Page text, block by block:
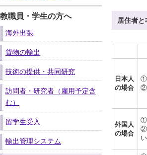
居住者
日本人
の場合
①
②
外国人
の場合
①
②
教職員・学生の方へ
海外出張
貨物の輸出
技術の提供・共同研究
訪問者・研究者（雇用予定含
む）
留学生受入
輸出管理システム